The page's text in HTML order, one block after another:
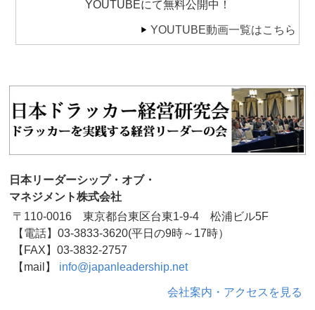
YOUTUBEにて無料公開中！
YOUTUBE動画一覧はこちら
日本リーダーシップ・オブ・
マネジメント株式会社
〒110-0016 東京都台東区台東1-9-4 松浦ビル5F
【電話】03-3833-3620(平日の9時～17時）
【FAX】03-3832-2757
【mail】
info@japanleadership.net
会社案内・アクセスを見る